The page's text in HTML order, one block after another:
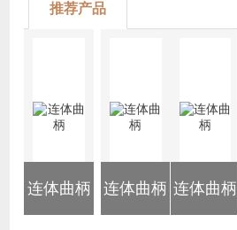
推荐产品
连体曲柄 连体曲柄 连体曲柄